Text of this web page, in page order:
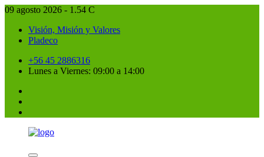
09 agosto 2026 - 1.54 C
Visión, Misión y Valores
Pladeco
+56 45 2886316
Lunes a Viernes: 09:00 a 14:00